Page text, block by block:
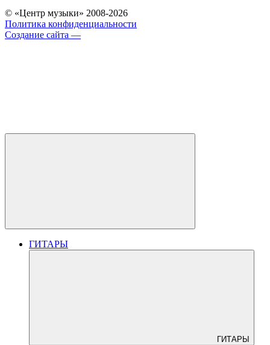
© «Центр музыки» 2008-2026
Политика конфиденциальности
Создание сайта —
ГИТАРЫ
ГИТАРЫ